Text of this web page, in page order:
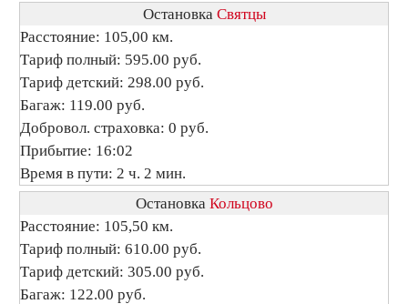
Остановка Святцы
Расстояние: 105,00 км.
Тариф полный: 595.00 руб.
Тариф детский: 298.00 руб.
Багаж: 119.00 руб.
Добровол. страховка: 0 руб.
Прибытие: 16:02
Время в пути: 2 ч. 2 мин.
Остановка Кольцово
Расстояние: 105,50 км.
Тариф полный: 610.00 руб.
Тариф детский: 305.00 руб.
Багаж: 122.00 руб.